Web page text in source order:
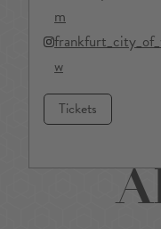
m
w
Tickets